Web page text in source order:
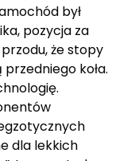
był
pozycja za
że stopy
koła.
dla lekkich